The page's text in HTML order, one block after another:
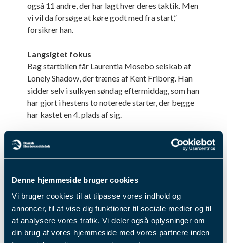
Denne hjemmeside bruger cookies
Vi bruger cookies til at tilpasse vores indhold og
annoncer, til at vise dig funktioner til sociale medier og til
at analysere vores trafik. Vi deler også oplysninger om
din brug af vores hjemmeside med vores partnere inden
også 11 andre, der har lagt hver deres taktik. Men
vi vil da forsøge at køre godt med fra start,”
forsikrer han.
Langsigtet fokus
Bag startbilen får Laurentia Mosebo selskab af
Lonely Shadow, der trænes af Kent Friborg. Han
sidder selv i sulkyen søndag eftermiddag, som han
har gjort i hestens to noterede starter, der begge
har kastet en 4. plads af sig.
er en god hest, men jeg ved på forhånd, at den ikke
lagt en plan og vil da forsøge at køre med. Hun er
hurtig fra start, og så håber jeg, vi kan køre med
om nogle af de sidste præmiepenge,” fortæller
Kent Friborg, der tænker langsigtet med Lonely